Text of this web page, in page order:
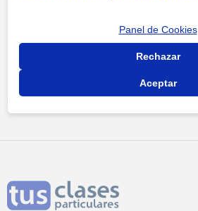
Academias online
Panel de Cookies
Rechazar
Aceptar